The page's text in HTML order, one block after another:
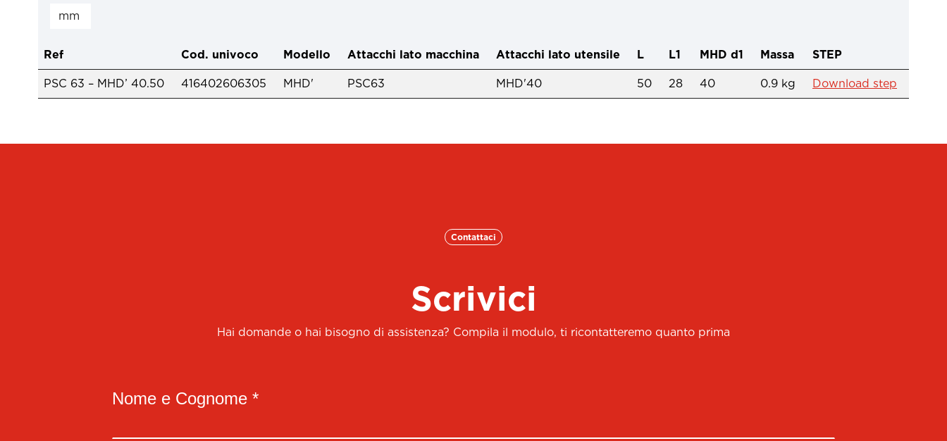
Ref Cod. univoco Modello Attacchi lato macchina Attacchi lato utensile L L1 MHD d1 Massa STEP
PSC 63 – MHD’ 40.50 416402606305 MHD' PSC63 MHD'40 50 28 40 0.9 kg Download step
Contattaci
Scrivici
Hai domande o hai bisogno di assistenza? Compila il modulo, ti ricontatteremo quanto prima
Nome e Cognome *